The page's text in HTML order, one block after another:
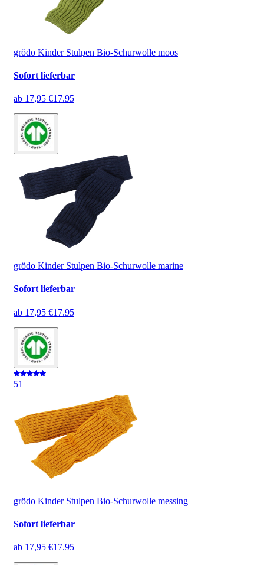
grödo Kinder Stulpen Bio-Schurwolle moos
Sofort lieferbar
ab 17,95 €17.95
grödo Kinder Stulpen Bio-Schurwolle marine
Sofort lieferbar
ab 17,95 €17.95
51
grödo Kinder Stulpen Bio-Schurwolle messing
Sofort lieferbar
ab 17,95 €17.95